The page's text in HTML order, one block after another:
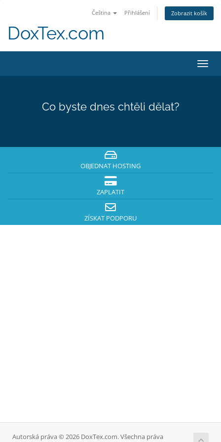
Čeština Přihlášení Zobrazit košík
DoxTex.com
Co byste dnes chtěli dělat?
OBJEDNAT HOSTING
ZAPLATIT
ZÍSKAT PODPORU
Autorská práva © 2026 DoxTex.com. Všechna práva